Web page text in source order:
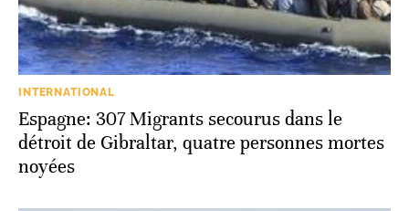
INTERNATIONAL
Espagne: 307 Migrants secourus dans le
détroit de Gibraltar, quatre personnes mortes
noyées